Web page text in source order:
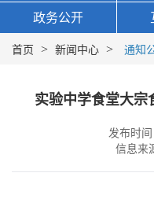
政务公开
首页 > 新闻中心 > 通知
实验中学食堂大宗
发布时间
信息来